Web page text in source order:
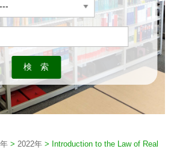
> 2022年 >
Introduction to the Law of Real